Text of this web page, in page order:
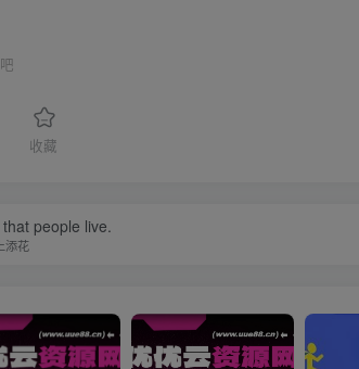
收藏
people live.
添花